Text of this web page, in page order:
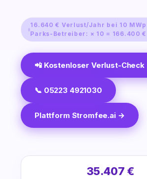
16.640 € Verlust/Jahr bei 10 MWp
Parks-Betreiber: × 10 = 166.400 €
📲 Kostenloser Verlust-
📞 05223 4921030
Plattform Stromfee.ai →
35.407 €